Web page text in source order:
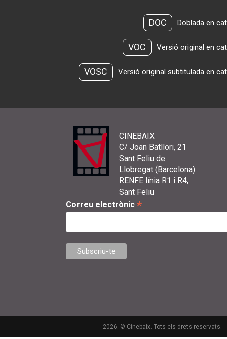
DOC Doblada en
VOC Versió original en
VOSC Versió original subtitulada en
CINEBAIX
C/ Joan Batllori, 21
Sant Feliu de
Llobregat (Barcelona)
RENFE línia R1 i R4,
Sant Feliu
Correu electrònic *
2026. © Cinebaix. Tots els drets reservats.